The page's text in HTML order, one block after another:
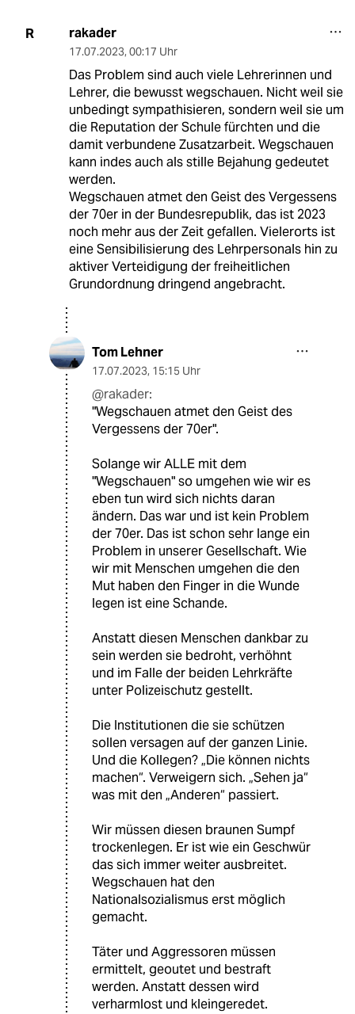
R rakader
17.07.2023, 00:17 Uhr
Das Problem sind auch viele Lehrerinnen und
Lehrer, die bewusst wegschauen. Nicht weil sie
unbedingt sympathisieren, sondern weil sie um
die Reputation der Schule fürchten und die
damit verbundene Zusatzarbeit. Wegschauen
kann indes auch als stille Bejahung gedeutet
werden.
Wegschauen atmet den Geist des Vergessens
der 70er in der Bundesrepublik, das ist 2023
noch mehr aus der Zeit gefallen. Vielerorts ist
eine Sensibilisierung des Lehrpersonals hin zu
aktiver Verteidigung der freiheitlichen
Grundordnung dringend angebracht.
Tom Lehner
17.07.2023, 15:15 Uhr
@rakader:
"Wegschauen atmet den Geist des
Vergessens der 70er".
Solange wir ALLE mit dem
"Wegschauen" so umgehen wie wir es
eben tun wird sich nichts daran
ändern. Das war und ist kein Problem
der 70er. Das ist schon sehr lange ein
Problem in unserer Gesellschaft. Wie
wir mit Menschen umgehen die den
Mut haben den Finger in die Wunde
legen ist eine Schande.
Anstatt diesen Menschen dankbar zu
sein werden sie bedroht, verhöhnt
und im Falle der beiden Lehrkräfte
unter Polizeischutz gestellt.
Die Institutionen die sie schützen
sollen versagen auf der ganzen Linie.
Und die Kollegen? „Die können nichts
machen“. Verweigern sich. „Sehen ja“
was mit den „Anderen“ passiert.
Wir müssen diesen braunen Sumpf
trockenlegen. Er ist wie ein Geschwür
das sich immer weiter ausbreitet.
Wegschauen hat den
Nationalsozialismus erst möglich
gemacht.
Täter und Aggressoren müssen
ermittelt, geoutet und bestraft
werden. Anstatt dessen wird
verharmlost und kleingeredet.